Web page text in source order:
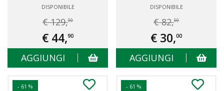
DISPONIBILE
€ 129,00
€ 44,90
AGGIUNGI
DISPONIBILE
€ 82,00
€ 30,00
AGGIUNGI
- 61 % - 61 %